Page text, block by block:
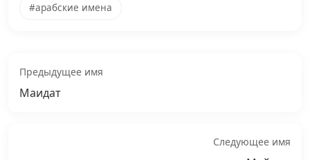
#арабские имена
Предыдущее имя
Маидат
Следующее имя